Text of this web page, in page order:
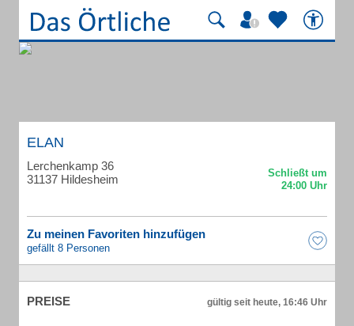
ELAN
Lerchenkamp 36
31137 Hildesheim
Zu meinen Favoriten hinzufügen
gefällt 8 Personen
PREISE gültig seit heute, 16:46 Uhr